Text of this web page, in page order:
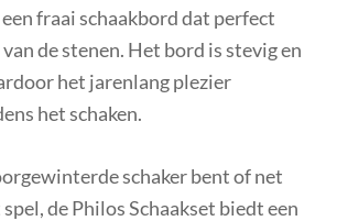
fraai schaakbord dat perfect
de stenen. Het bord is stevig en
het jarenlang plezier
het schaken.
schaker bent of net
de Philos Schaakset biedt een